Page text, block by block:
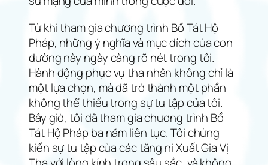
Từ khi tham gia chương trình Bồ Tát Hộ
Pháp, những ý nghĩa và mục đích của con
đường này ngày càng rõ nét trong tôi.
Hành động phục vụ tha nhân không chỉ là
một lựa chọn, mà đã trở thành một phần
không thể thiếu trong sự tu tập của tôi.
Bây giờ, tôi đã tham gia chương trình Bồ
Tát Hộ Pháp ba năm liên tục. Tôi chứng
kiến sự tu tập của các tăng ni Xuất Gia Vị